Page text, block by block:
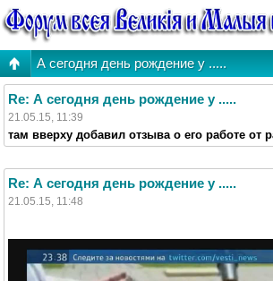
А сегодня день рождение у .....
Re: А сегодня день рождение у .....
21.05.15, 11:39
там вверху добавил отзыва о его работе от
Re: А сегодня день рождение у .....
21.05.15, 11:48